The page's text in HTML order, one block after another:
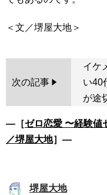
次の記事
イケ
い40
が途
―［ゼロ恋愛 〜経験値
／堺屋大地］―
堺屋大地